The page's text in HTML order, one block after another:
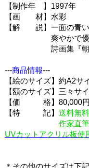
【制作年 】1997年
【画 材】水彩
【解 説】一面の青い
爽やかで優し
詩画集『朝の光
---商品情報---
【絵のサイズ】約A2サ
【額のサイズ】三々サ
【価 格】80,000円
【特 記】 送料無料
作家直
UVカットアクリル板使
＊その他のサイズは下